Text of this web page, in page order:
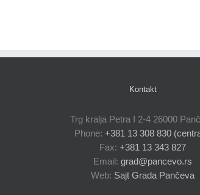
Kontakt
Trg kralja Petra I 2-4 26000
Phone: +381 13 308 830
Fax: +381 13 343 827
Email: grad@pancevo.rs
Web: Sajt Grada Pančeva